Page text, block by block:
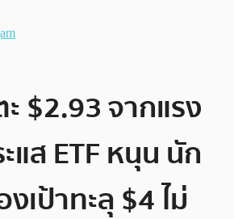
$2.93 จากแรง
แส ETF หนุน นัก
เป้าทะลุ $4 ไม่